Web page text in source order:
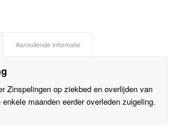
Aanvullende informatie
Zinspelingen op ziekbed en overlijden van
maanden eerder overleden zuigeling.